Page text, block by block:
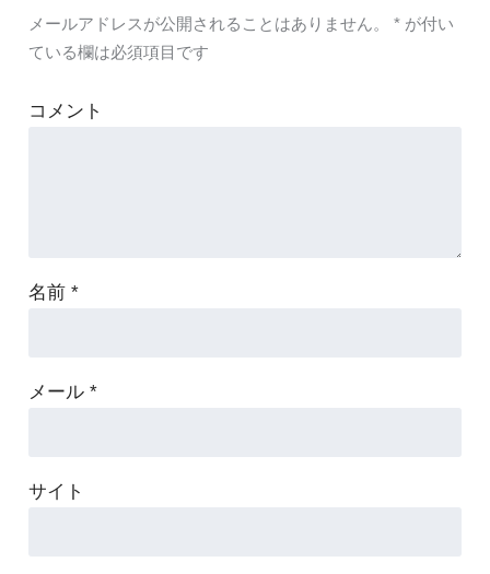
メールアドレスが公開されることはありません。 *が付い
ている欄は必須項目です
コメント
名前 *
メール *
サイト